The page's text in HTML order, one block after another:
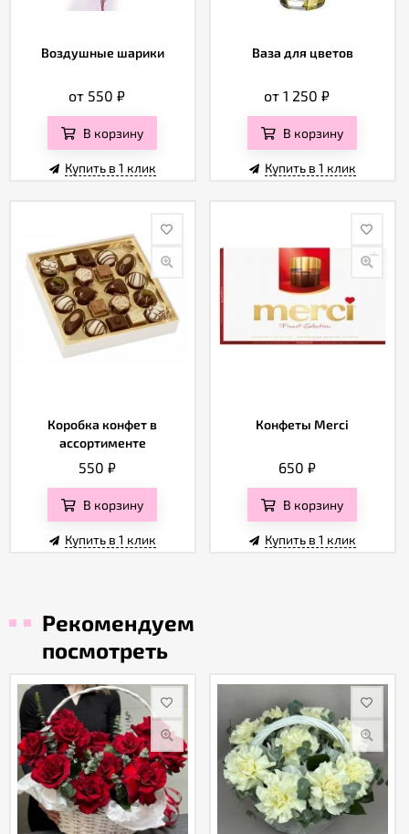
Воздушные шарики
от 550₽
В корзину
Купить в 1 клик
Ваза для цветов
от 1 250₽
В корзину
Купить в 1 клик
Коробка конфет в
ассортименте
550 ₽
В корзину
Купить в 1 клик
Конфеты Merci
650 ₽
В корзину
Купить в 1 клик
Рекомендуем
посмотреть